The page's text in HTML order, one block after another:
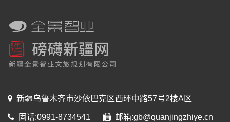
新疆乌鲁木齐市沙依巴克区西环中路57号2楼A区
固话:0991-8734541 邮箱:gb@quanjingzhiye.cn